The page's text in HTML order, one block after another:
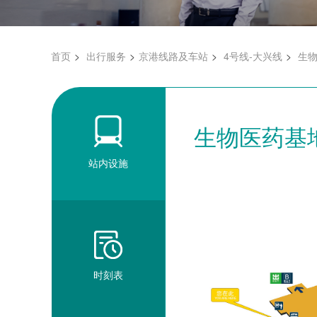
首页 出行服务 京港线路及车站 4号线-大兴线 生
站内设施
时刻表
生物医药基